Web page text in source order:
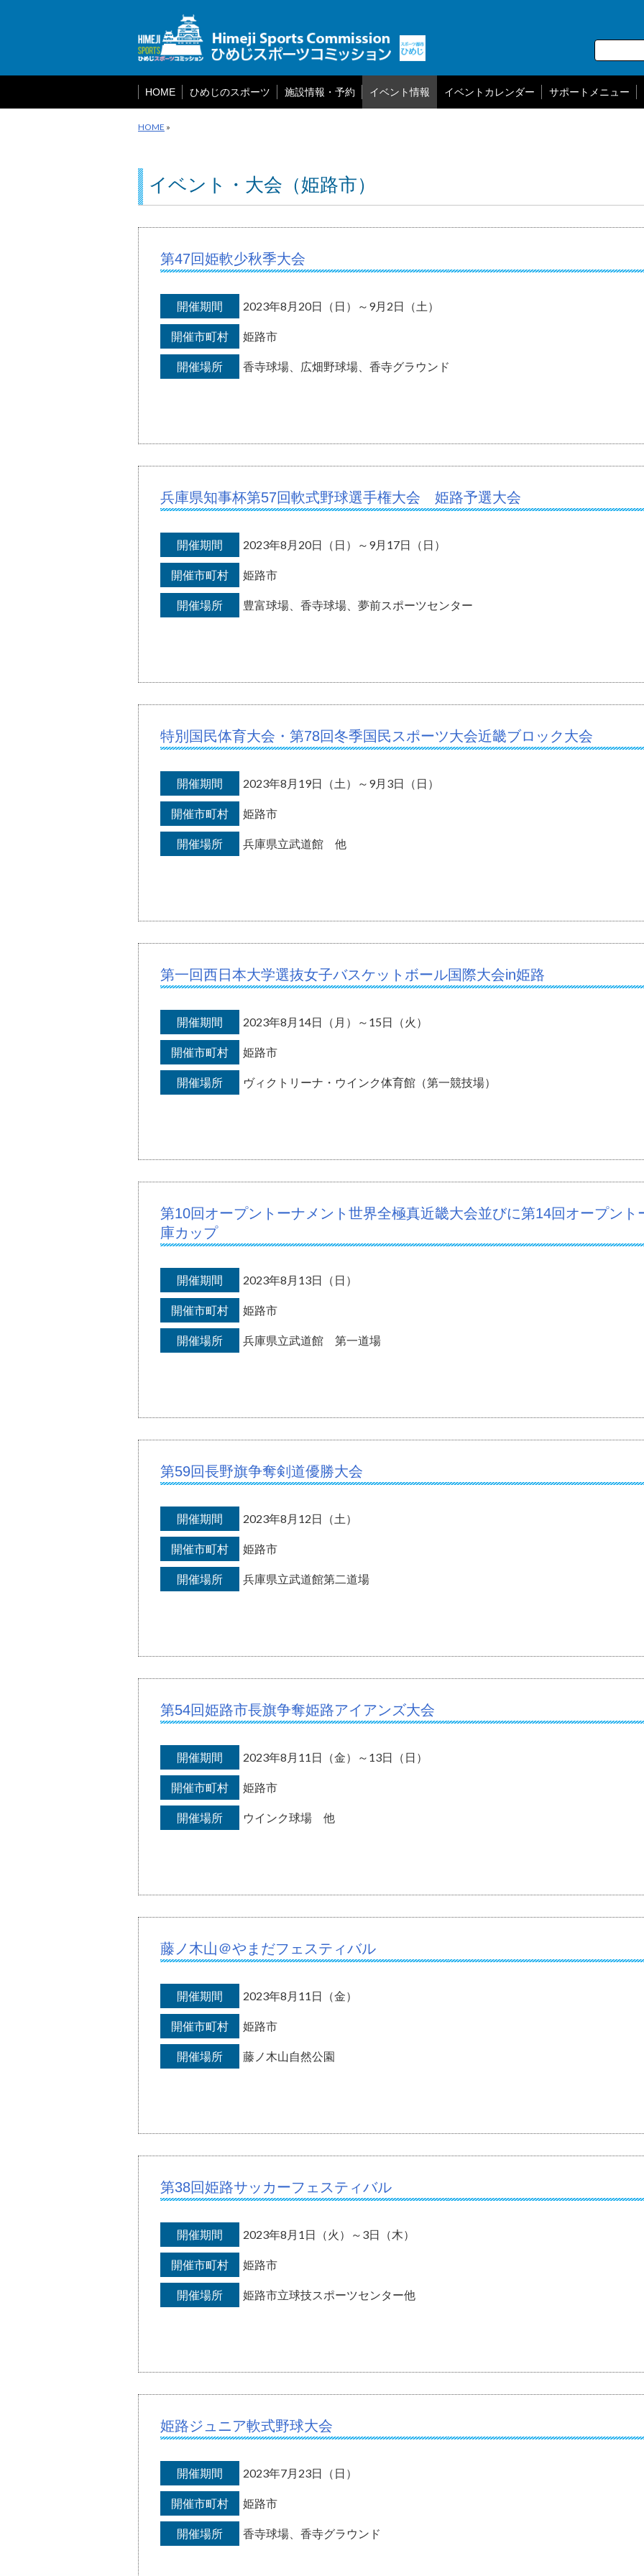
HOME ひめじのスポーツ 施設情報・予約 イベント情報 イベントカレンダー サポートメニュー
HOME »
イベント・大会（姫路市）
第47回姫軟少秋季大会
開催期間 2023年8月20日（日）～9月2日（土）
開催市町村 姫路市
開催場所 香寺球場、広畑野球場、香寺グラウンド
兵庫県知事杯第57回軟式野球選手権大会 姫路予選大会
開催期間 2023年8月20日（日）～9月17日（日）
開催市町村 姫路市
開催場所 豊富球場、香寺球場、夢前スポーツセンター
特別国民体育大会・第78回冬季国民スポーツ大会近畿ブロック大会
開催期間 2023年8月19日（土）～9月3日（日）
開催市町村 姫路市
開催場所 兵庫県立武道館 他
第一回西日本大学選抜女子バスケットボール国際大会in姫路
開催期間 2023年8月14日（月）～15日（火）
開催市町村 姫路市
開催場所 ヴィクトリーナ・ウインク体育館（第一競技場）
第10回オープントーナメント世界全極真近畿大会並びに第14回オープン
庫カップ
開催期間 2023年8月13日（日）
開催市町村 姫路市
開催場所 兵庫県立武道館 第一道場
第59回長野旗争奪剣道優勝大会
開催期間 2023年8月12日（土）
開催市町村 姫路市
開催場所 兵庫県立武道館第二道場
第54回姫路市長旗争奪姫路アイアンズ大会
開催期間 2023年8月11日（金）～13日（日）
開催市町村 姫路市
開催場所 ウインク球場 他
藤ノ木山＠やまだフェスティバル
開催期間 2023年8月11日（金）
開催市町村 姫路市
開催場所 藤ノ木山自然公園
第38回姫路サッカーフェスティバル
開催期間 2023年8月1日（火）～3日（木）
開催市町村 姫路市
開催場所 姫路市立球技スポーツセンター他
姫路ジュニア軟式野球大会
開催期間 2023年7月23日（日）
開催市町村 姫路市
開催場所 香寺球場、香寺グラウンド